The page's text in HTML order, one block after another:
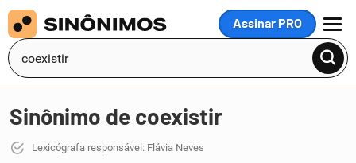
Assinar PRO
MENU
Sinônimo de coexistir
Lexicógrafa responsável: Flávia Neves